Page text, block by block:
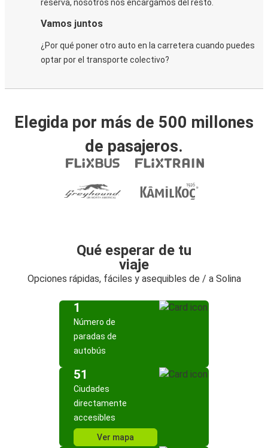
reserva, nosotros nos encargamos del resto.
Vamos juntos
¿Por qué poner otro auto en la carretera cuando puedes
optar por el transporte colectivo?
Elegida por más de 500 millones
de pasajeros.
Qué esperar de tu
viaje
Opciones rápidas, fáciles y asequibles de / a Solina
1
Número de
paradas de
autobús
51
Ciudades
directamente
accesibles
Ver mapa